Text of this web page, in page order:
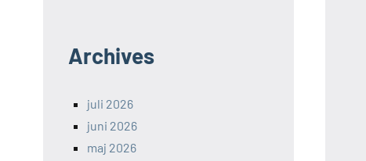
Archives
juli 2026
juni 2026
maj 2026